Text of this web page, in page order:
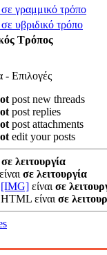
γραμμικό τρόπο
υβριδικό τρόπο
Τρόπος
- Επιλογές
post new threads
post replies
post attachments
edit your posts
σε λειτουργία
είναι σε λειτουργία
[IMG] είναι σε
είναι σε